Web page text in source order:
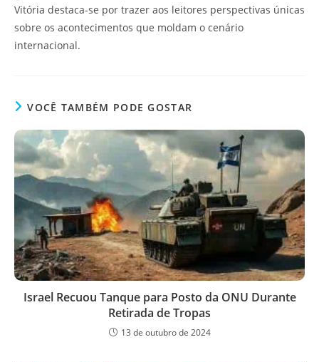
Vitória destaca-se por trazer aos leitores perspectivas únicas
sobre os acontecimentos que moldam o cenário
internacional.
VOCÊ TAMBÉM PODE GOSTAR
Israel Recuou Tanque para Posto da ONU Durante
Retirada de Tropas
13 de outubro de 2024